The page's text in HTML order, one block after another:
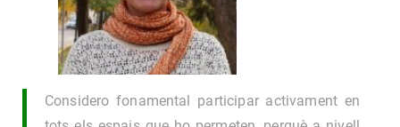
Considero fonamental participar activament en